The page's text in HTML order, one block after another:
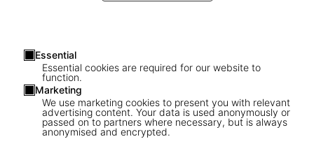
Essential
Essential cookies are required for our website to
function.
Marketing
We use marketing cookies to present you with relevant
advertising content. Your data is used anonymously or
passed on to partners where necessary, but is always
anonymised and encrypted.
1/8